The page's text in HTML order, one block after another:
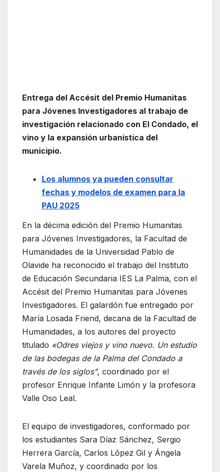
Entrega del Accésit del Premio Humanitas
para Jóvenes Investigadores al trabajo de
investigación relacionado con El Condado, el
vino y la expansión urbanística del
municipio.
Los alumnos ya pueden consultar
fechas y modelos de examen para la
PAU 2025
En la décima edición del Premio Humanitas
para Jóvenes Investigadores, la Facultad de
Humanidades de la Universidad Pablo de
Olavide ha reconocido el trabajo del Instituto
de Educación Secundaria IES La Palma, con el
Accésit del Premio Humanitas para Jóvenes
Investigadores. El galardón fue entregado por
María Losada Friend, decana de la Facultad de
Humanidades, a los autores del proyecto
titulado «Odres viejos y vino nuevo. Un estudio
de las bodegas de la Palma del Condado a
través de los siglos”, coordinado por el
profesor Enrique Infante Limón y la profesora
Valle Oso Leal.
El equipo de investigadores, conformado por
los estudiantes Sara Díaz Sánchez, Sergio
Herrera García, Carlos López Gil y Ángela
Varela Muñoz, y coordinado por los